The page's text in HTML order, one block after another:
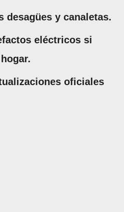
desagües y canaletas.
eléctricos si
oficiales